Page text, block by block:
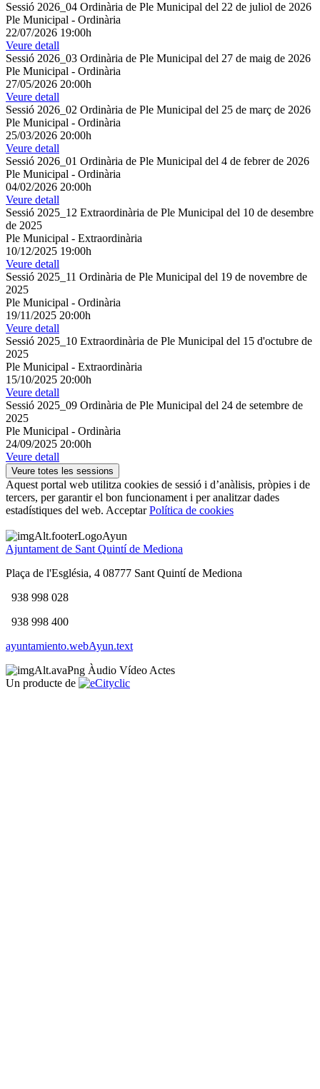
Sessió 2026_04 Ordinària de Ple Municipal del 22 de juliol de 2026
Ple Municipal - Ordinària
22/07/2026 19:00h
Veure detall
Sessió 2026_03 Ordinària de Ple Municipal del 27 de maig de 2026
Ple Municipal - Ordinària
27/05/2026 20:00h
Veure detall
Sessió 2026_02 Ordinària de Ple Municipal del 25 de març de 2026
Ple Municipal - Ordinària
25/03/2026 20:00h
Veure detall
Sessió 2026_01 Ordinària de Ple Municipal del 4 de febrer de 2026
Ple Municipal - Ordinària
04/02/2026 20:00h
Veure detall
Sessió 2025_12 Extraordinària de Ple Municipal del 10 de desembre
de 2025
Ple Municipal - Extraordinària
10/12/2025 19:00h
Veure detall
Sessió 2025_11 Ordinària de Ple Municipal del 19 de novembre de
2025
Ple Municipal - Ordinària
19/11/2025 20:00h
Veure detall
Sessió 2025_10 Extraordinària de Ple Municipal del 15 d'octubre de
2025
Ple Municipal - Extraordinària
15/10/2025 20:00h
Veure detall
Sessió 2025_09 Ordinària de Ple Municipal del 24 de setembre de
2025
Ple Municipal - Ordinària
24/09/2025 20:00h
Veure detall
Veure totes les sessions
Aquest portal web utilitza cookies de sessió i d’anàlisis, pròpies i de
tercers, per garantir el bon funcionament i per analitzar dades
estadístiques del web. Acceptar Política de cookies
Ajuntament de Sant Quintí de Mediona
Plaça de l'Església, 4 08777 Sant Quintí de Mediona
938 998 028
938 998 400
ayuntamiento.webAyun.text
Àudio Vídeo Actes
Un producte de